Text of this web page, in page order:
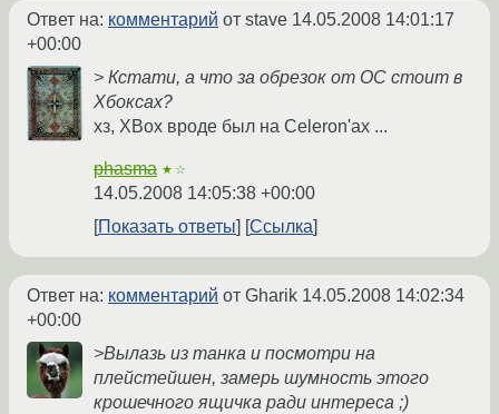
Ответ на: комментарий от stave 14.05.2008 14:01:17
+00:00
> Кстати, а что за обрезок от ОС стоит в
Хбоксах?
хз, XBox вроде был на Celeron'ах ...
phasma ★☆
14.05.2008 14:05:38 +00:00
Показать ответы
Ссылка
Ответ на: комментарий от Gharik 14.05.2008 14:02:34
+00:00
>Вылазь из танка и посмотри на
плейстейшен, замерь шумность этого
крошечного ящичка ради интереса ;)